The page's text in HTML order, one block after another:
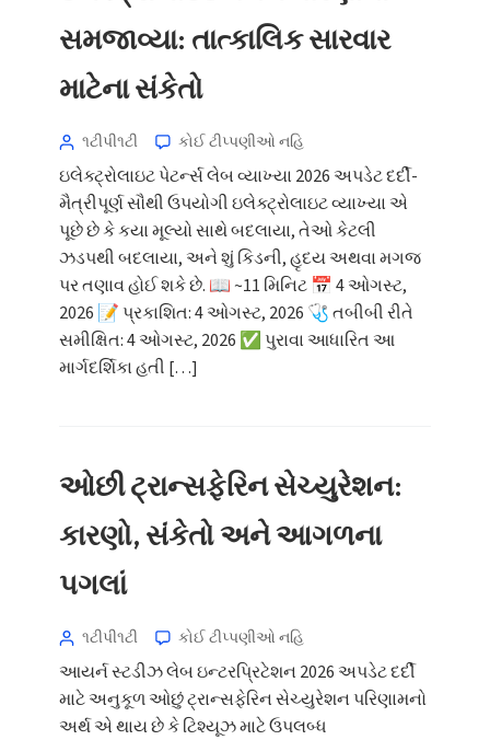
સમજાવ્યા: તાત્કાલિક સારવાર
માટેના સંકેતો
૧ટીપી૧ટી કોઈ ટીપ્પણીઓ નહિ
ઇલેક્ટ્રોલાઇટ પેટર્ન્સ લેબ વ્યાખ્યા 2026 અપડેટ દર્દી-
મૈત્રીપૂર્ણ સૌથી ઉપયોગી ઇલેક્ટ્રોલાઇટ વ્યાખ્યા એ
પૂછે છે કે કયા મૂલ્યો સાથે બદલાયા, તેઓ કેટલી
ઝડપથી બદલાયા, અને શું કિડની, હૃદય અથવા મગજ
પર તણાવ હોઈ શકે છે. 📖 ~11 મિનિટ 📅 4 ઓગસ્ટ,
2026 📝 પ્રકાશિત: 4 ઓગસ્ટ, 2026 🩺 તબીબી રીતે
સમીક્ષિત: 4 ઓગસ્ટ, 2026 ✅ પુરાવા આધારિત આ
માર્ગદર્શિકા હતી […]
ઓછી ટ્રાન્સફેરિન સેચ્યુરેશન:
કારણો, સંકેતો અને આગળના
પગલાં
૧ટીપી૧ટી કોઈ ટીપ્પણીઓ નહિ
આયર્ન સ્ટડીઝ લેબ ઇન્ટરપ્રિટેશન 2026 અપડેટ દર્દી
માટે અનુકૂળ ઓછું ટ્રાન્સફેરિન સેચ્યુરેશન પરિણામનો
અર્થ એ થાય છે કે ટિશ્યૂઝ માટે ઉપલબ્ધ